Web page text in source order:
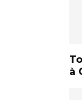
à